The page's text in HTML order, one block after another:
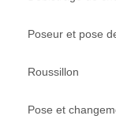
Poseur et pose
Roussillon
Pose et